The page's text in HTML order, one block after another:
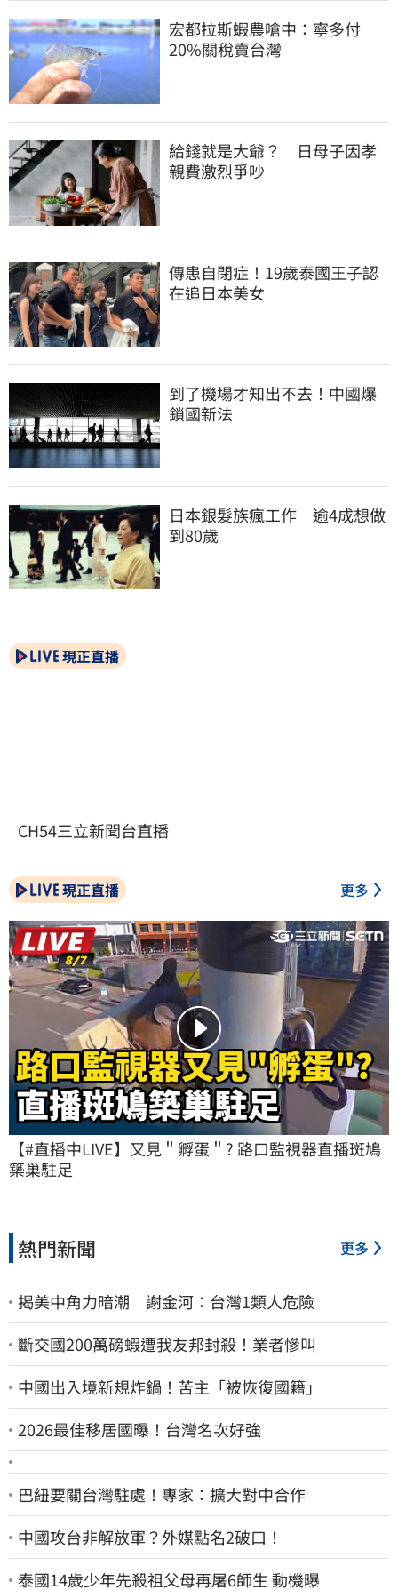
宏都拉斯蝦農嗆中：寧多付
20%關稅賣台灣
給錢就是大爺？　日母子因孝
親費激烈爭吵
傳患自閉症！19歲泰國王子認
在追日本美女
到了機場才知出不去！中國爆
鎖國新法
日本銀髮族瘋工作　逾4成想做
到80歲
現正直播
CH54三立新聞台直播
現正直播 更多
【#直播中LIVE】又見＂孵蛋＂? 路口監視器直播斑鳩
築巢駐足
熱門新聞 更多
揭美中角力暗潮 謝金河：台灣1類人危險
斷交國200萬磅蝦遭我友邦封殺！業者慘叫
中國出入境新規炸鍋！苦主「被恢復國籍」
2026最佳移居國曝！台灣名次好強
巴紐要關台灣駐處！專家：擴大對中合作
中國攻台非解放軍？外媒點名2破口！
泰國14歲少年先殺祖父母再屠6師生 動機曝